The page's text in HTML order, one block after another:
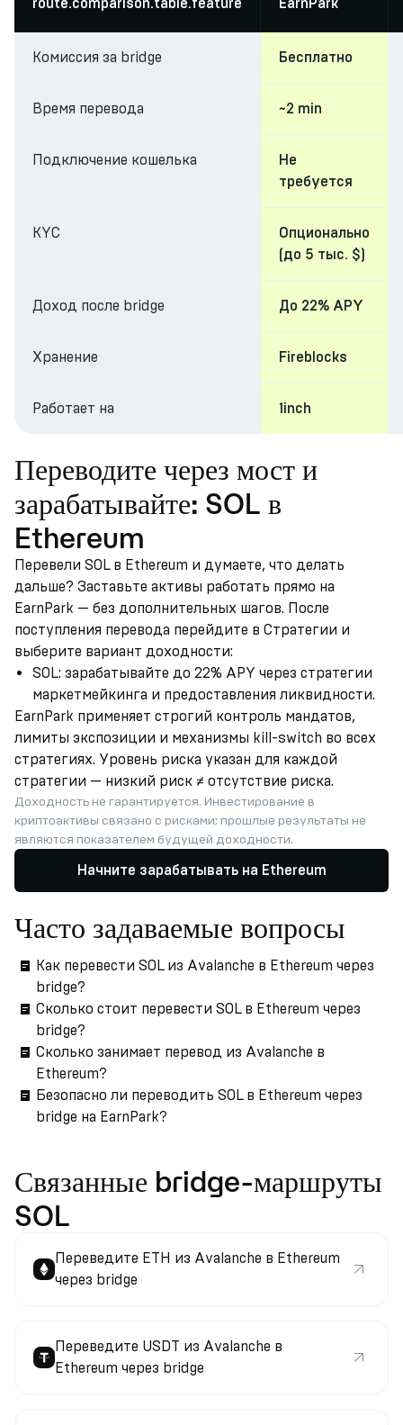
route.comparison.table.feature EarnPark
Комиссия за bridge Бесплатно
Время перевода ~2 min
Подключение кошелька
Не
требуется
KYC
Опционально
(до 5 тыс. $)
Доход после bridge До 22% APY
Хранение Fireblocks
Работает на 1inch
Переводите через мост и
зарабатывайте: SOL в
Ethereum
Перевели SOL в Ethereum и думаете, что делать
дальше? Заставьте активы работать прямо на
EarnPark — без дополнительных шагов. После
поступления перевода перейдите в Стратегии и
выберите вариант доходности:
SOL: зарабатывайте до 22% APY через стратегии
маркетмейкинга и предоставления ликвидности.
EarnPark применяет строгий контроль мандатов,
лимиты экспозиции и механизмы kill-switch во всех
стратегиях. Уровень риска указан для каждой
стратегии — низкий риск ≠ отсутствие риска.
Доходность не гарантируется. Инвестирование в
криптоактивы связано с рисками; прошлые результаты не
являются показателем будущей доходности.
Начните зарабатывать на Ethereum
Часто задаваемые вопросы
Как перевести SOL из Avalanche в Ethereum через
bridge?
Сколько стоит перевести SOL в Ethereum через
bridge?
Сколько занимает перевод из Avalanche в
Ethereum?
Безопасно ли переводить SOL в Ethereum через
bridge на EarnPark?
Связанные bridge-маршруты
SOL
Переведите ETH из Avalanche в Ethereum
через bridge
Переведите USDT из Avalanche в
Ethereum через bridge